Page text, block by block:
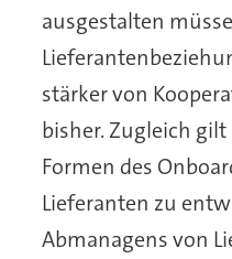
ausgestalten
stärker von
bisher. Zugleich
Formen des
Lieferanten zu
Abmanagens von